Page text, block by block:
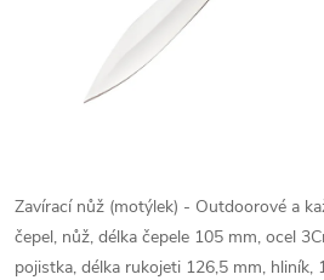
Zavírací nůž (motýlek) - Outdoorové a
čepel, nůž, délka čepele 105 mm, ocel
pojistka, délka rukojeti 126,5 mm, hliník,